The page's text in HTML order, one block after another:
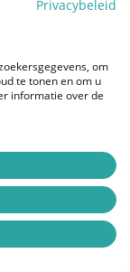
Privacybeleid
om
te tonen en om u
informatie over de
van de
geïndiceerd
gemakkelijk
komen in